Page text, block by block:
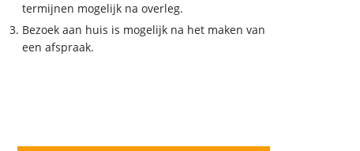
termijnen mogelijk na overleg.
Bezoek aan huis is mogelijk na het maken van
een afspraak.